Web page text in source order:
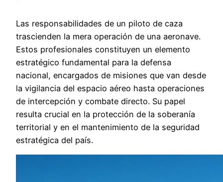
Las responsabilidades de un piloto de caza
trascienden la mera operación de una aeronave.
Estos profesionales constituyen un elemento
estratégico fundamental para la defensa
nacional, encargados de misiones que van desde
la vigilancia del espacio aéreo hasta operaciones
de intercepción y combate directo. Su papel
resulta crucial en la protección de la soberanía
territorial y en el mantenimiento de la seguridad
estratégica del país.